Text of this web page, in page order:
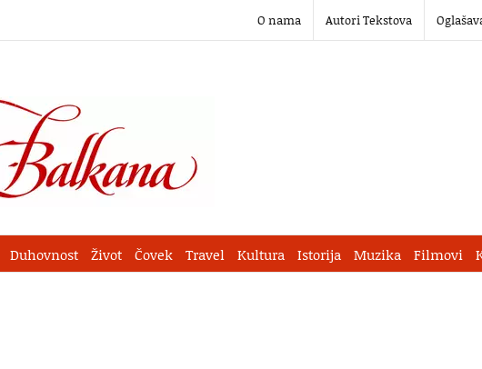
O nama Autori Tekstova
Duhovnost Život Čovek Travel Kultura Istorija Muzika Filmovi